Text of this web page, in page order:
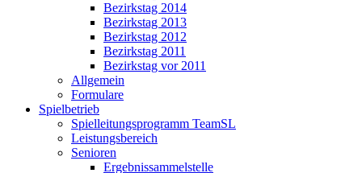
Bezirkstag 2014
Bezirkstag 2013
Bezirkstag 2012
Bezirkstag 2011
Bezirkstag vor 2011
Allgemein
Formulare
Spielbetrieb
Spielleitungsprogramm TeamSL
Leistungsbereich
Senioren
Ergebnissammelstelle